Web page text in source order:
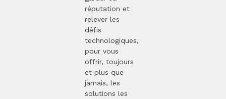
réputation et
relever les
défis
technologiques,
pour vous
offrir, toujours
et plus que
jamais, les
solutions les